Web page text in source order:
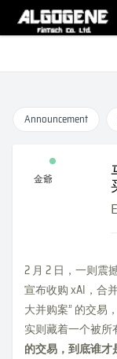
Announcement
金爺
2 月 2 日，一则震
宣布收购 xAI，合
大并购案” 的交易
实则藏着一个被所
的交易，到底谁才